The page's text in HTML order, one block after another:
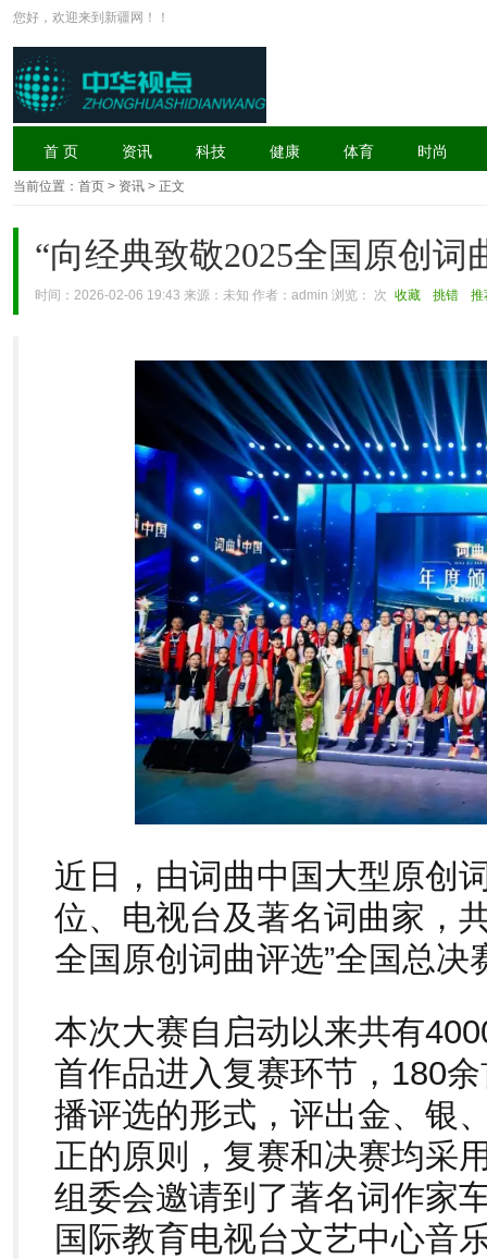
您好，欢迎来到新疆网！！
首 页 资讯 科技 健康 体育 时尚
当前位置： 首页 > 资讯 > 正文
“向经典致敬2025全国原创词
时间：2026-02-06 19:43 来源：未知 作者：admin 浏览： 次 收藏 挑错 推
近日，由词曲中国大型原创
位、电视台及著名词曲家，
全国原创词曲评选”全国总决
本次大赛自启动以来共有
首作品进入复赛环节，180
播评选的形式，评出金、银
正的原则，复赛和决赛均采
组委会邀请到了著名词作家
国际教育电视台文艺中心音